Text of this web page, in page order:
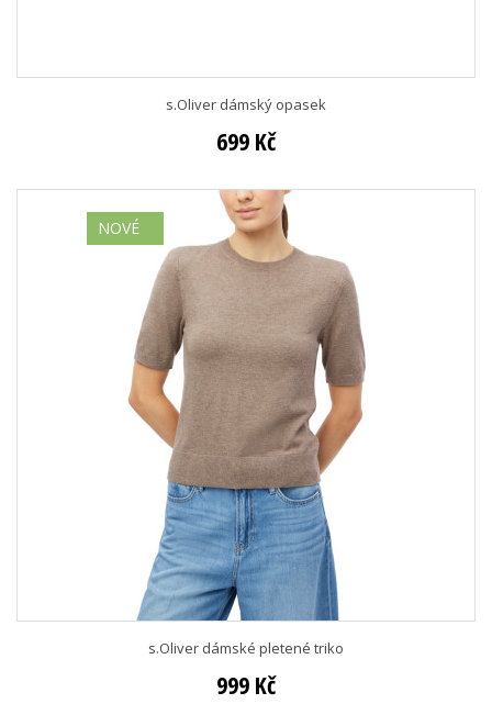
s.Oliver dámský opasek
699 Kč
NOVÉ
s.Oliver dámské pletené triko
999 Kč